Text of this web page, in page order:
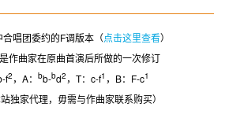
唱团委约的F调版本（点击这里查看）
作曲家在原曲首演后所做的一次修订
f2 ，A： bb-bd2 ，T：c-f1 ，B：F-c1
独家代理，毋需与作曲家联系购买）